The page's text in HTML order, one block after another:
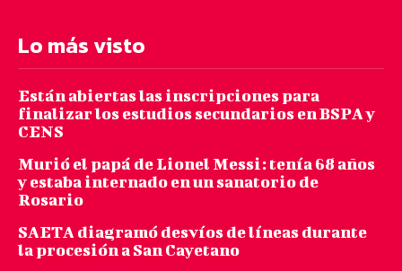
Lo más visto
Están abiertas las inscripciones para
finalizar los estudios secundarios en BSPA y
CENS
Murió el papá de Lionel Messi: tenía 68 años
y estaba internado en un sanatorio de
Rosario
SAETA diagramó desvíos de líneas durante
la procesión a San Cayetano